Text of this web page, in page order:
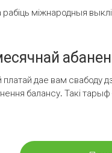
міжнародныя
дае вам свабоду
балансу. Такі